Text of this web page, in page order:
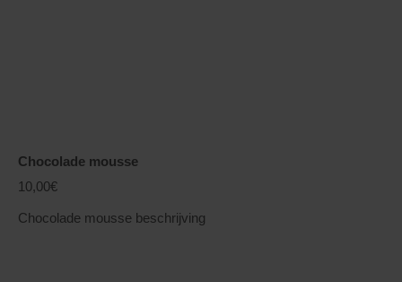
Chocolade mousse
10,00€
Chocolade mousse beschrijving